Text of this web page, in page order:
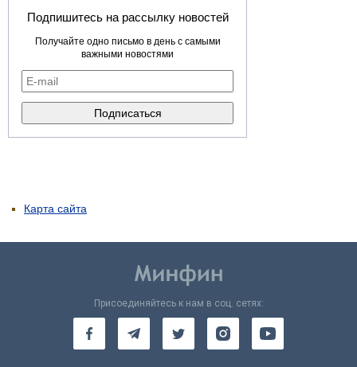
Подпишитесь на рассылку новостей
Получайте одно письмо в день с самыми
важными новостями
Карта сайта
Присоединяйтесь к нам в соц. сетях: